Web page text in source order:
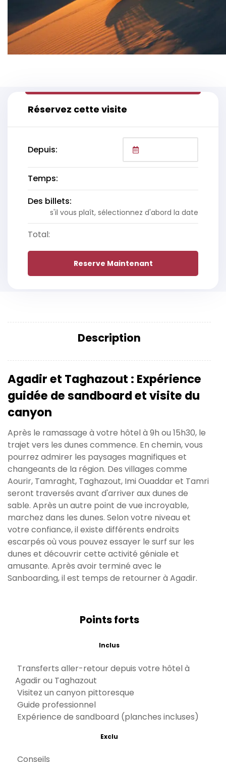
Réservez cette visite
Depuis:
Temps:
Des billets:
s'il vous plaît, sélectionnez d'abord la date
Total:
Reserve Maintenant
Description
Agadir et Taghazout : Expérience
guidée de sandboard et visite du
canyon
Après le ramassage à votre hôtel à 9h ou 15h30, le
trajet vers les dunes commence. En chemin, vous
pourrez admirer les paysages magnifiques et
changeants de la région. Des villages comme
Aourir, Tamraght, Taghazout, Imi Ouaddar et Tamri
seront traversés avant d'arriver aux dunes de
sable. Après un autre point de vue incroyable,
marchez dans les dunes. Selon votre niveau et
votre confiance, il existe différents endroits
escarpés où vous pouvez essayer le surf sur les
dunes et découvrir cette activité géniale et
amusante. Après avoir terminé avec le
Sanboarding, il est temps de retourner à Agadir.
Points forts
Inclus
Transferts aller-retour depuis votre hôtel à
Agadir ou Taghazout
Visitez un canyon pittoresque
Guide professionnel
Expérience de sandboard (planches incluses)
Exclu
Conseils